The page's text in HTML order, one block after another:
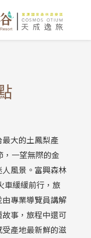
大的土鳳梨產
一望無際的金
風景。富興森林
車緩緩前行，旅
專業導覽員講解
事，旅程中還可
產地最新鮮的滋